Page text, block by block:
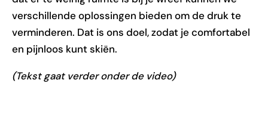
verschillende oplossingen bieden om de druk te
verminderen. Dat is ons doel, zodat je comfortabel
en pijnloos kunt skiën.
(Tekst gaat verder onder de video)